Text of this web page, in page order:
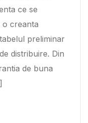
ce se
o creanta
preliminar
distribuire. Din
de buna